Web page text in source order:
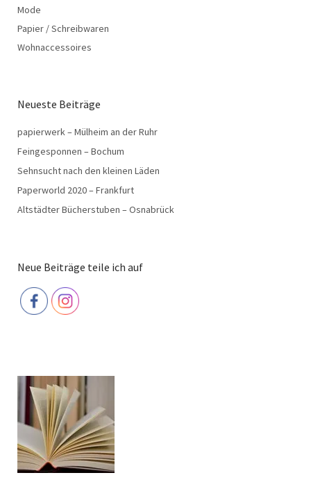
Mode
Papier / Schreibwaren
Wohnaccessoires
Neueste Beiträge
papierwerk – Mülheim an der Ruhr
Feingesponnen – Bochum
Sehnsucht nach den kleinen Läden
Paperworld 2020 – Frankfurt
Altstädter Bücherstuben – Osnabrück
Neue Beiträge teile ich auf